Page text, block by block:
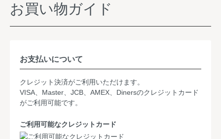
お買い物ガイド
お支払いについて
クレジット決済がご利用いただけます。
VISA、Master、JCB、AMEX、Dinersのクレジットカード
がご利用可能です。
ご利用可能なクレジットカード